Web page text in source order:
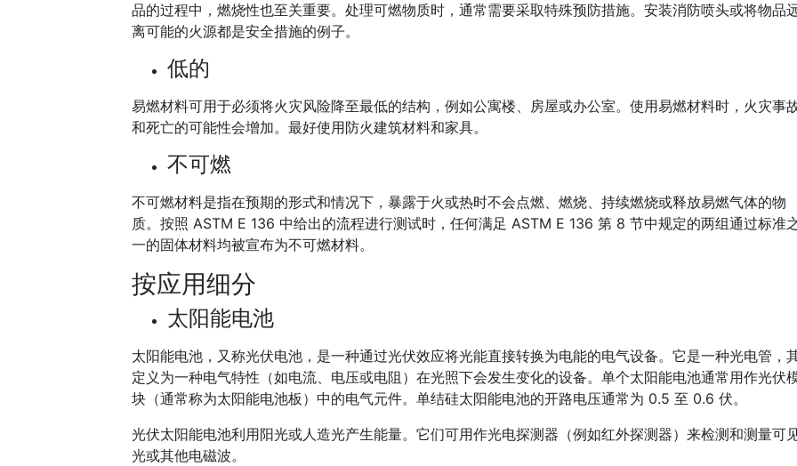
品的过程中，燃烧性也至关重要。处理可燃物质时，通常需要采取特殊预防措施。安装消防喷头或将物品
离可能的火源都是安全措施的例子。
低的
易燃材料可用于必须将火灾风险降至最低的结构，例如公寓楼、房屋或办公室。使用易燃材料时，火灾事
和死亡的可能性会增加。最好使用防火建筑材料和家具。
不可燃
不可燃材料是指在预期的形式和情况下，暴露于火或热时不会点燃、燃烧、持续燃烧或释放易燃气体的物
质。按照 ASTM E 136 中给出的流程进行测试时，任何满足 ASTM E 136 第 8 节中规定的两组通过标准
一的固体材料均被宣布为不可燃材料。
按应用细分
太阳能电池
太阳能电池，又称光伏电池，是一种通过光伏效应将光能直接转换为电能的电气设备。它是一种光电管，
定义为一种电气特性（如电流、电压或电阻）在光照下会发生变化的设备。单个太阳能电池通常用作光伏
块（通常称为太阳能电池板）中的电气元件。单结硅太阳能电池的开路电压通常为 0.5 至 0.6 伏。
光伏太阳能电池利用阳光或人造光产生能量。它们可用作光电探测器（例如红外探测器）来检测和测量可
光或其他电磁波。